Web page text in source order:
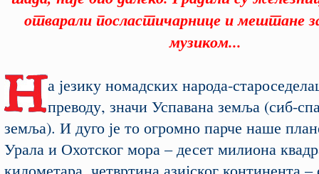
отварали посластичарнице и мештане
музиком...
а језику номадских народа-
преводу, значи Успавана земља (сиб-
земља). И дуго је то огромно парче наше
Урала и Охотског мора – десет милиона
километара, четвртина азијског континента –